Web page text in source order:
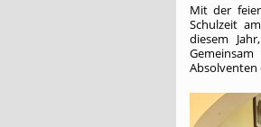
Mit der
Schulzeit
diesem
Absolventen